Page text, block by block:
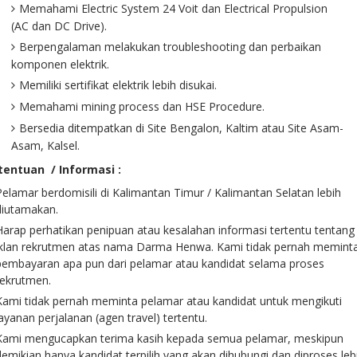
Memahami Electric System 24 Voit dan Electrical Propulsion
(AC dan DC Drive).
Berpengalaman melakukan troubleshooting dan perbaikan
komponen elektrik.
Memiliki sertifikat elektrik lebih disukai.
Memahami mining process dan HSE Procedure.
Bersedia ditempatkan di Site Bengalon, Kaltim atau Site Asam-
Asam, Kalsel.
/ Informasi :
berdomisili di Kalimantan Timur / Kalimantan Selatan lebih
perhatikan penipuan atau kesalahan informasi tertentu tentang
rekrutmen atas nama Darma Henwa. Kami tidak pernah
apa pun dari pelamar atau kandidat selama proses
tidak pernah meminta pelamar atau kandidat untuk mengikuti
perjalanan (agen travel) tertentu.
mengucapkan terima kasih kepada semua pelamar, meskipun